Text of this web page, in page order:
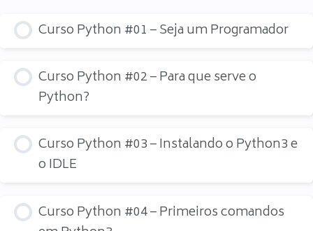
Curso Python #01 – Seja um Programador
Curso Python #02 – Para que serve o
Python?
Curso Python #03 – Instalando o Python3 e
o IDLE
Curso Python #04 – Primeiros comandos